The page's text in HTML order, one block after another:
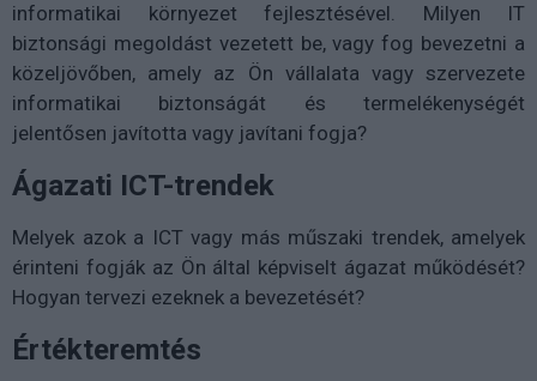
informatikai környezet fejlesztésével. Milyen IT
biztonsági megoldást vezetett be, vagy fog bevezetni a
közeljövőben, amely az Ön vállalata vagy szervezete
informatikai biztonságát és termelékenységét
jelentősen javította vagy javítani fogja?
Ágazati ICT-trendek
Melyek azok a ICT vagy más műszaki trendek, amelyek
érinteni fogják az Ön által képviselt ágazat működését?
Hogyan tervezi ezeknek a bevezetését?
Értékteremtés